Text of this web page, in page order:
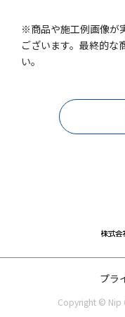
※商品や施工例画像が
ございます。最終的な
い。
プラ
Copyright © Nip